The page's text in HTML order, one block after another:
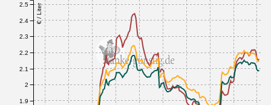
€ / Liter
1.9
2
2.1
2.2
2.3
2.4
2.5